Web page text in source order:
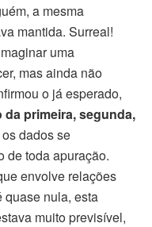
a mesma
mantida. Surreal!
uma
mas ainda não
o já esperado,
primeira, segunda,
dados se
de toda apuração.
envolve relações
quase nula, esta
muito previsível,